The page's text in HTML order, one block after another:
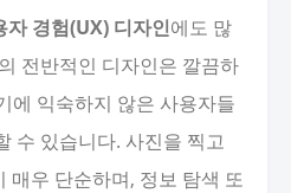
자 경험(UX) 디자인에도 많
전반적인 디자인은 깔끔하
에 익숙하지 않은 사용자들
수 있습니다. 사진을 찍고
매우 단순하며, 정보 탐색 또